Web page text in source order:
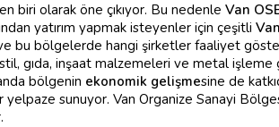
biri olarak öne çıkıyor. Bu nedenle Van
yatırım yapmak isteyenler için çeşitli
bu bölgelerde hangi şirketler faaliyet
gıda, inşaat malzemeleri ve metal
bölgenin ekonomik gelişmesine de
yelpaze sunuyor. Van Organize Sanayi